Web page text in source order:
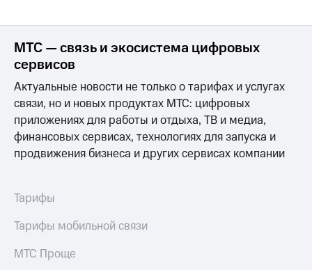
МТС
Достижения
Интервью
Финансовая
отчетность
Контакты
и акционерам
Корпоративное
управление
МТС — связь и экосистема цифровых
сервисов
Актуальные новости не только о тарифах и услугах
связи, но и новых продуктах МТС: цифровых
приложениях для работы и отдыха, ТВ и медиа,
финансовых сервисах, технологиях для запуска и
продвижения бизнеса и других сервисах компании
Тарифы
Тарифы мобильной связи
МТС Проще